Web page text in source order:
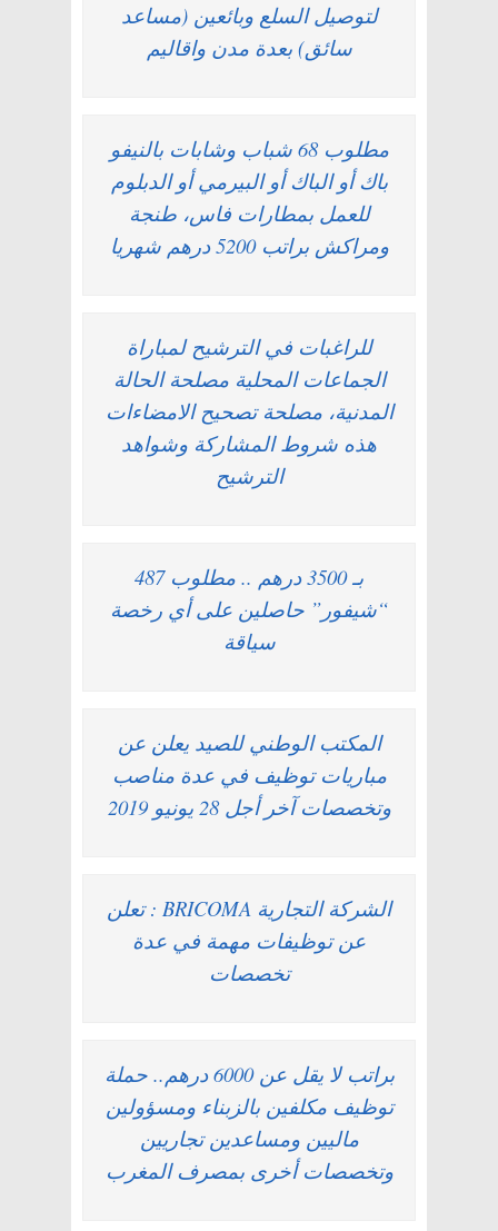
لتوصيل السلع وبائعين (مساعد
سائق) بعدة مدن واقاليم
مطلوب 68 شباب وشابات بالنيفو
باك أو الباك أو البيرمي أو الدبلوم
للعمل بمطارات فاس، طنجة
ومراكش براتب 5200 درهم شهريا
للراغبات في الترشيح لمباراة
الجماعات المحلية مصلحة الحالة
المدنية، مصلحة تصحيح الامضاءات
هذه شروط المشاركة وشواهد
الترشيح
بـ 3500 درهم .. مطلوب 487
“شيفور” حاصلين على أي رخصة
سياقة
المكتب الوطني للصيد يعلن عن
مباريات توظيف في عدة مناصب
وتخصصات آخر أجل 28 يونيو 2019
الشركة التجارية BRICOMA : تعلن
عن توظيفات مهمة في عدة
تخصصات
براتب لا يقل عن 6000 درهم.. حملة
توظيف مكلفين بالزبناء ومسؤولين
ماليين ومساعدين تجاريين
وتخصصات أخرى بمصرف المغرب